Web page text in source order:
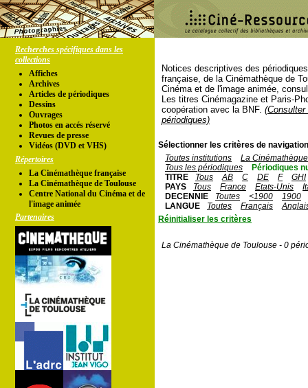
Recherches spécifiques dans les
collections
Affiches
Archives
Articles de périodiques
Dessins
Ouvrages
Photos en accés réservé
Revues de presse
Vidéos (DVD et VHS)
Répertoires
La Cinémathèque française
La Cinémathèque de Toulouse
Centre National du Cinéma et de
l'image animée
Partenaires
Notices descriptives des
française, de la Cinémathèque de
Cinéma et de l'image animée,
Les titres Cinémagazine et Paris-
coopération avec la BNF.
périodiques)
Sélectionner les critères de
Toutes institutions
La
Tous les périodiques
Périodiques
TITRE
Tous AB C DE F
GHI
PAYS
Tous France Etats-Unis
DECENNIE
Toutes <1900
1900
LANGUE
Toutes Français
Réinitialiser les critères
La Cinémathèque de Toulouse - 0